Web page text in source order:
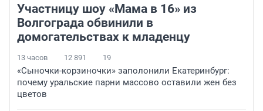
Участницу шоу «Мама в 16» из
Волгограда обвинили в
домогательствах к младенцу
13 часов 12 891 19
«Сыночки-корзиночки» заполонили Екатеринбург:
почему уральские парни массово оставили жен без
цветов